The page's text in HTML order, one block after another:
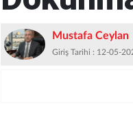
Mustafa Ceylan
Giriş Tarihi : 12-05-